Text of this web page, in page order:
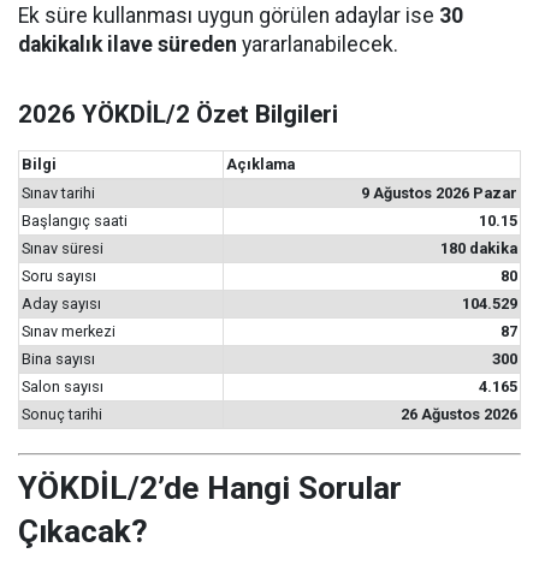
Ek süre kullanması uygun görülen adaylar ise 30
dakikalık ilave süreden yararlanabilecek.
2026 YÖKDİL/2 Özet Bilgileri
Bilgi
Açıklama
Sınav tarihi
9 Ağustos 2026 Pazar
Başlangıç saati
10.15
Sınav süresi
180 dakika
Soru sayısı
80
Aday sayısı
104.529
Sınav merkezi
87
Bina sayısı
300
Salon sayısı
4.165
Sonuç tarihi
26 Ağustos 2026
YÖKDİL/2’de Hangi Sorular
Çıkacak?